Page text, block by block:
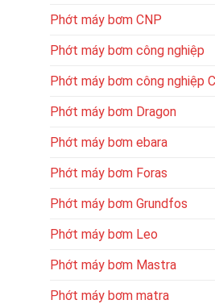
Phớt máy bơm CNP
Phớt máy bơm công nghiệp
Phớt máy bơm công nghiệp
Phớt máy bơm Dragon
Phớt máy bơm ebara
Phớt máy bơm Foras
Phớt máy bơm Grundfos
Phớt máy bơm Leo
Phớt máy bơm Mastra
Phớt máy bơm matra